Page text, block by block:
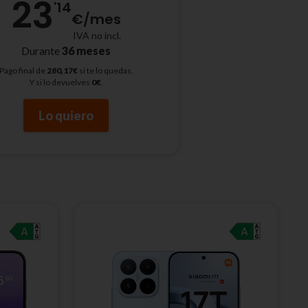
23'14
€/mes
IVA no incl.
Durante36 meses
final de 280,17€ si te lo quedas.
Y si lo devuelves 0€.
Lo quiero